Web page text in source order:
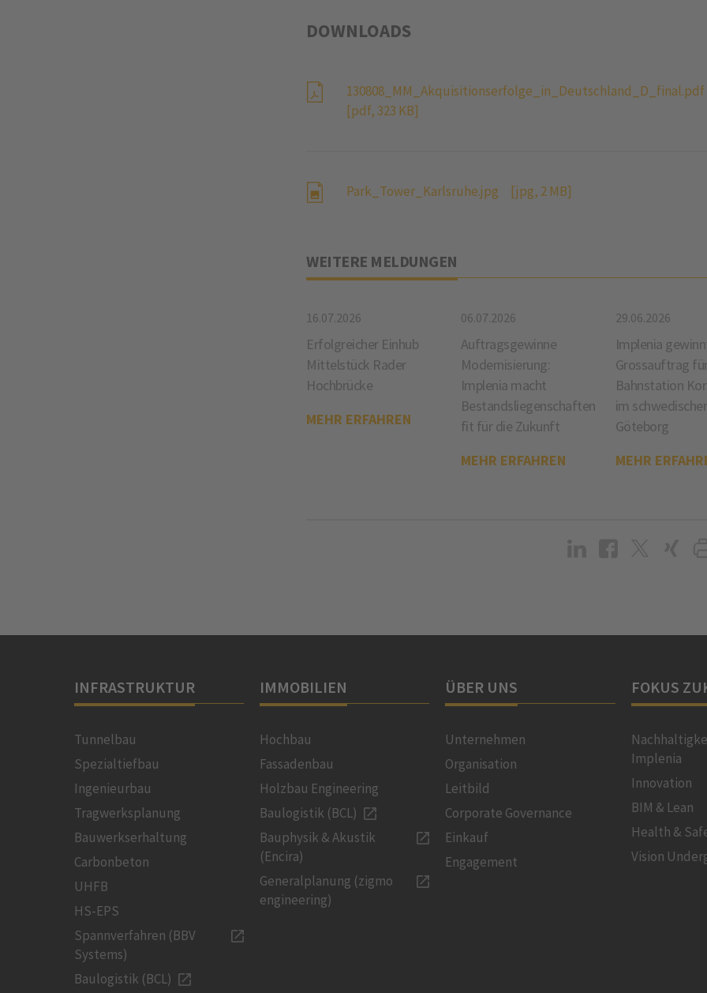
DOWNLOADS
130808_MM_Akquisitionserfolge_in_Deutschland_D_final.pdf
[pdf, 323 KB]
Park_Tower_Karlsruhe.jpg [jpg, 2 MB]
WEITERE MELDUNGEN
16.07.2026
Erfolgreicher Einhub
Mittelstück Rader
Hochbrücke
MEHR ERFAHREN
06.07.2026
Auftragsgewinne
Modernisierung:
Implenia macht
Bestandsliegenschaften
fit für die Zukunft
MEHR ERFAHREN
29.06.2026
Implenia
Grossauftrag
Bahnstation
im
Göteborg
MEHR
INFRASTRUKTUR
Tunnelbau
Spezialtiefbau
Ingenieurbau
Tragwerksplanung
Bauwerkserhaltung
Carbonbeton
UHFB
HS-EPS
Spannverfahren (BBV
Systems)
Baulogistik (BCL)
IMMOBILIEN
Hochbau
Fassadenbau
Holzbau Engineering
Baulogistik (BCL)
Bauphysik & Akustik
(Encira)
Generalplanung (zigmo
engineering)
ÜBER UNS
Unternehmen
Organisation
Leitbild
Corporate Governance
Einkauf
Engagement
FOKUS
Implenia
Innovation
BIM & Lean
Health &
Vision